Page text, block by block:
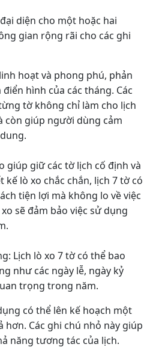
diện cho một hoặc hai
gian rộng rãi cho các ghi
hoạt và phong phú, phản
hình của các tháng. Các
tờ không chỉ làm cho lịch
còn giúp người dùng cảm
giúp giữ các tờ lịch cố định và
lò xo chắc chắn, lịch 7 tờ có
tiện lợi mà không lo về việc
sẽ đảm bảo việc sử dụng
Lịch lò xo 7 tờ có thể bao
như các ngày lễ, ngày kỷ
trọng trong năm.
có thể lên kế hoạch một
hơn. Các ghi chú nhỏ này giúp
năng tương tác của lịch.